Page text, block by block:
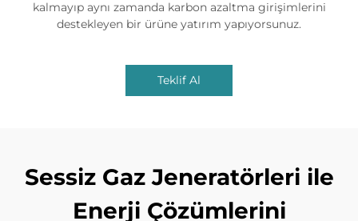
kalmayıp aynı zamanda karbon azaltma girişimlerini
destekleyen bir ürüne yatırım yapıyorsunuz.
Teklif Al
Sessiz Gaz Jeneratörleri ile
Enerji Çözümlerini